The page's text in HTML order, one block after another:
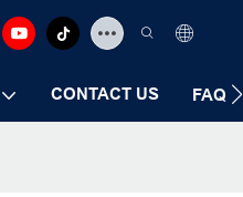
CONTACT US FAQ